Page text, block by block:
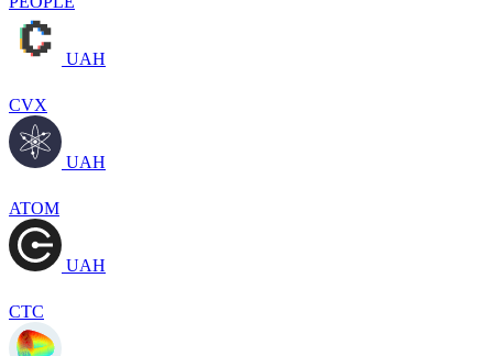
UAH
CVX
UAH
ATOM
UAH
CTC